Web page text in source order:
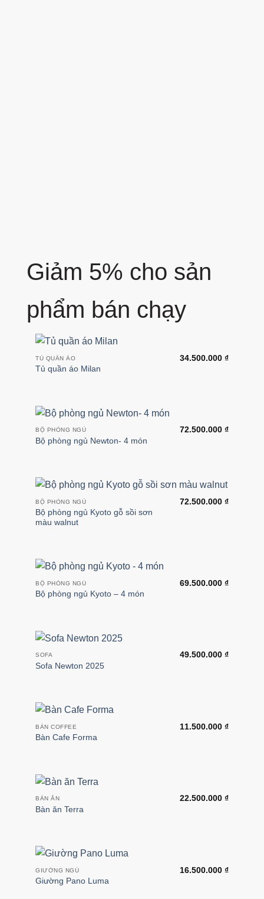
Giảm 5% cho sản
phẩm bán chạy
TỦ QUẦN ÁO
Tủ quần áo Milan
34.500.000 ₫
BỘ PHÒNG NGỦ
Bộ phòng ngủ Newton- 4 món
72.500.000 ₫
BỘ PHÒNG NGỦ
Bộ phòng ngủ Kyoto gỗ sồi sơn
màu walnut
72.500.000 ₫
BỘ PHÒNG NGỦ
Bộ phòng ngủ Kyoto – 4 món
69.500.000 ₫
SOFA
Sofa Newton 2025
49.500.000 ₫
BÀN COFFEE
Bàn Cafe Forma
11.500.000 ₫
BÀN ĂN
Bàn ăn Terra
22.500.000 ₫
GIƯỜNG NGỦ
Giường Pano Luma
16.500.000 ₫